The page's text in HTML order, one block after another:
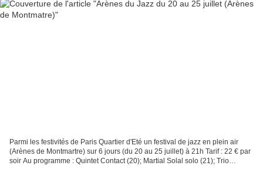
Parmi les festivités de Paris Quartier d'Eté un festival de jazz en plein air
(Arènes de Montmartre) sur 6 jours (du 20 au 25 juillet) à 21h Tarif : 22 € par
soir Au programme : Quintet Contact (20); Martial Solal solo (21); Trio